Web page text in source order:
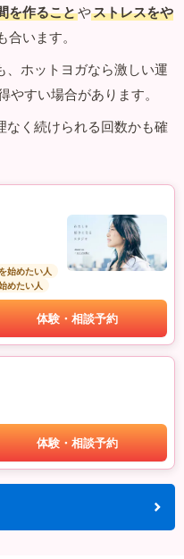
を作ることやストレスをや
います。
、ホットヨガなら激しい運
やすい場合があります。
なく続けられる回数かも確
始めたい人
めたい人
体験・相談予約
体験・相談予約